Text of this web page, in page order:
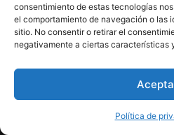
consentimiento de estas tecnologías
el comportamiento de navegación o las
sitio. No consentir o retirar el
negativamente a ciertas características
Política de